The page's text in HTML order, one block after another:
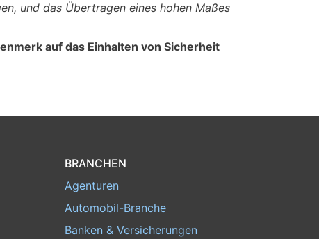
und das Übertragen eines hohen Maßes
auf das Einhalten von Sicherheit
BRANCHEN
Agenturen
Automobil-Branche
Banken & Versicherungen